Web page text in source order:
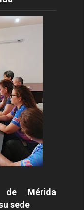
de Mérida
sede